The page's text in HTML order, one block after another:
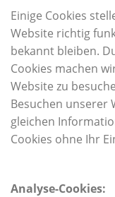
Einige Cookies
Website richtig
bekannt bleiben.
Cookies machen
Website zu
Besuchen unserer
gleichen
Cookies ohne Ihr
Analyse-Cookies: